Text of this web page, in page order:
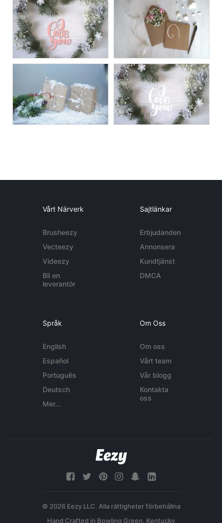
Vårt Närverk
Brusheezy
Vecteezy
Videezy
Bli en
leverantör
Sajtlänkar
Erbjudanden
Annonsera
Kundtjänst
DMCA
Språk
English
Español
Português
Deutsch
Mer...
Om Oss
Om oss
Vårt team
Vår blogg
Kontakta
oss
© 2026 Eezy LLC. Alla rättigheter förbehållna